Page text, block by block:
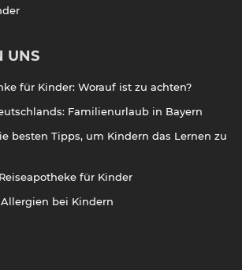
UNS
für Kinder: Worauf ist zu achten?
Familienurlaub in Bayern
besten Tipps, um Kindern das Lernen zu
für Kinder
bei Kindern